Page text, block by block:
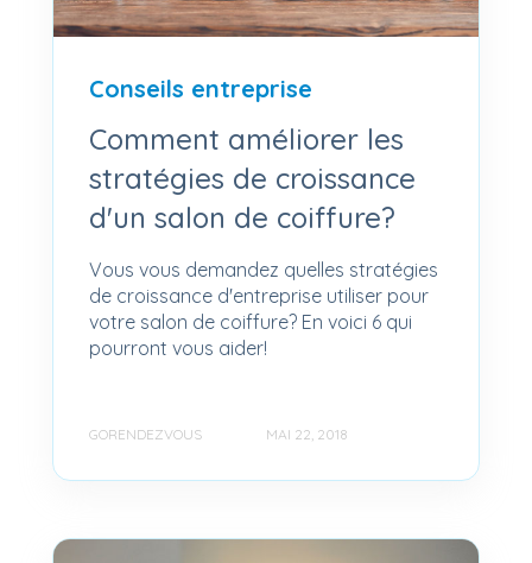
Conseils entreprise
Comment améliorer les
stratégies de croissance
d'un salon de coiffure?
Vous vous demandez quelles stratégies
de croissance d'entreprise utiliser pour
votre salon de coiffure? En voici 6 qui
pourront vous aider!
GORENDEZVOUS MAI 22, 2018